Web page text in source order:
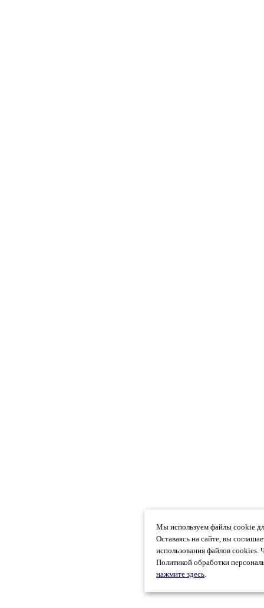
Мы используем файлы cookie
Оставаясь на сайте, вы
использования файлов cookies.
Политикой обработки
нажмите здесь.